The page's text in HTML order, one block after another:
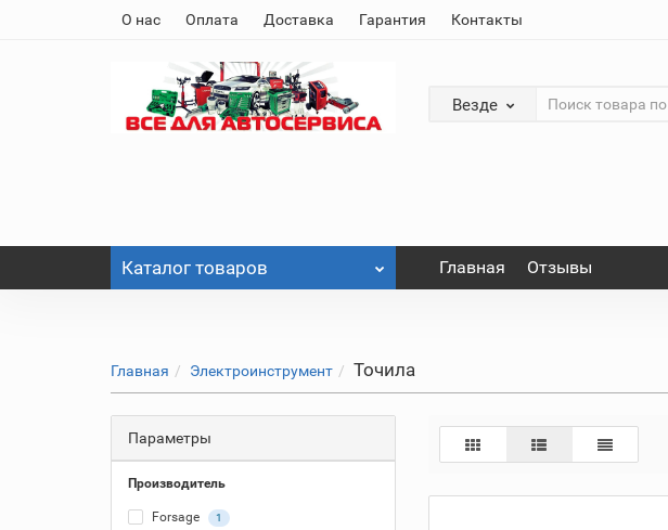
О нас Оплата Доставка Гарантия Контакты
Везде
Каталог товаров Главная Отзывы
Главная Электроинструмент Точила
Параметры
Производитель
Forsage 1